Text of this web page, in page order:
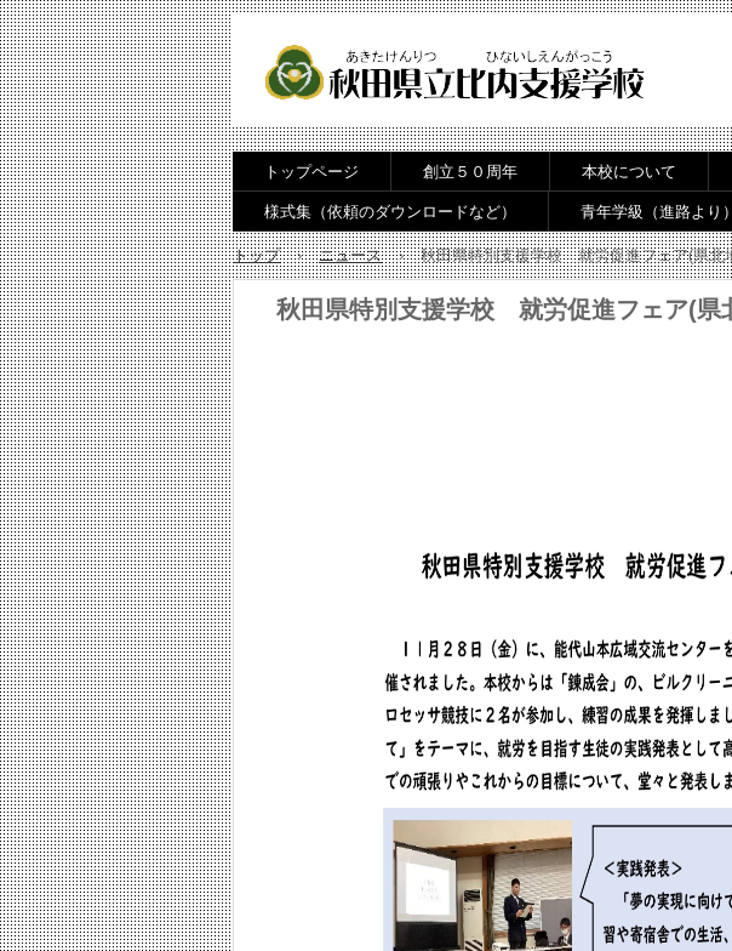
トップページ 創立５０周年 本校について
様式集（依頼のダウンロードなど） 青年学級（進路より）
トップ › ニュース › 秋田県特別支援学校 就労促進フェア(県北
秋田県特別支援学校 就労促進フェア(県